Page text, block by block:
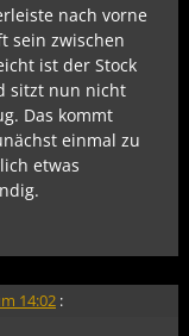
nach vorne
sein zwischen
ist der Stock
sitzt nun nicht
Das kommt
einmal zu
etwas
14:02 :